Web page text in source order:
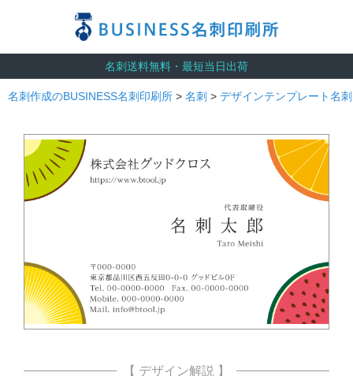
名刺送料無料・最短当日出荷
名刺作成のBUSINESS名刺印刷所 > 名刺 > デザインテンプレート名刺
【 デザイン解説 】